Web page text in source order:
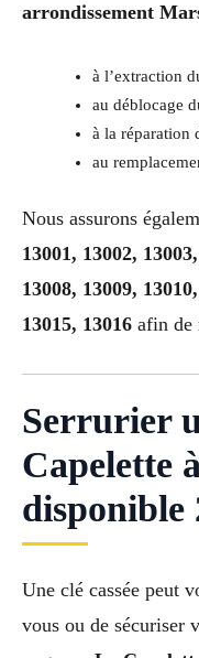
arrondissement
à l’extraction
au déblocage
à la réparation
au
Nous assurons
13001, 13002,
13008, 13009,
13015, 13016 afin de
Serrurier
Capelette
disponible
Une clé cassée peut
vous ou de sécuriser